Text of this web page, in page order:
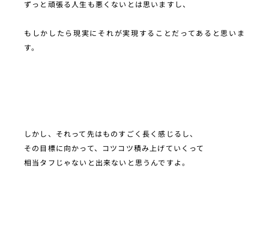
ずっと頑張る人生も悪くないとは思いますし、
もしかしたら現実にそれが実現することだってあると思いま
す。
しかし、それって先はものすごく長く感じるし、
その目標に向かって、コツコツ積み上げていくって
相当タフじゃないと出来ないと思うんですよ。